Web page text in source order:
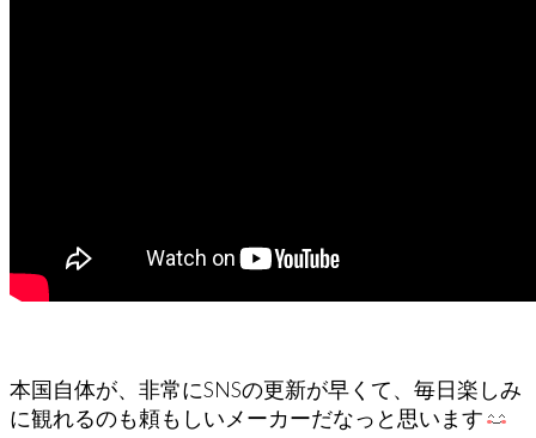
本国自体が、非常にSNSの更新が早くて、毎日楽しみ
に観れるのも頼もしいメーカーだなっと思います